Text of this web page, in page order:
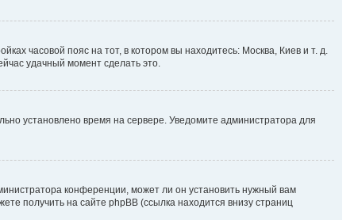
часовой пояс на тот, в котором вы находитесь: Москва, Киев и т. д.
удачный момент сделать это.
установлено время на сервере. Уведомите администратора для
конференции, может ли он установить нужный вам
получить на сайте phpBB (ссылка находится внизу страниц